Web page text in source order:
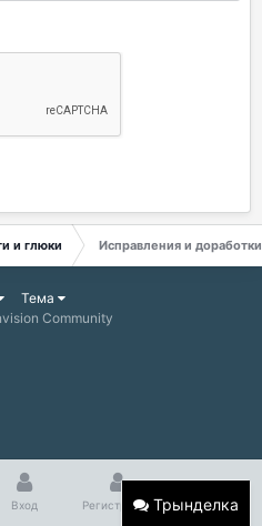
и глюки Исправления и
Трынделка
Тема
Community
Вход Регистрация Больше